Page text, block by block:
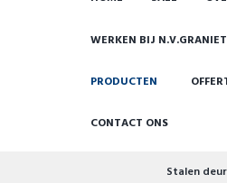
WERKEN BIJ N.V.GRANIET
PRODUCTEN
CONTACT ONS
Stalen